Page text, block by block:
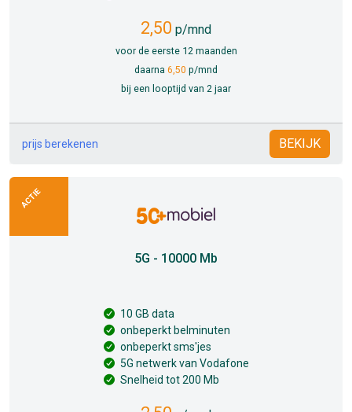
2,50 p/mnd
voor de eerste 12 maanden
daarna 6,50 p/mnd
bij een looptijd van 2 jaar
prijs berekenen BEKIJK
5G - 10000 Mb
10 GB data
onbeperkt belminuten
onbeperkt sms'jes
5G netwerk van Vodafone
Snelheid tot 200 Mb
ACTIE